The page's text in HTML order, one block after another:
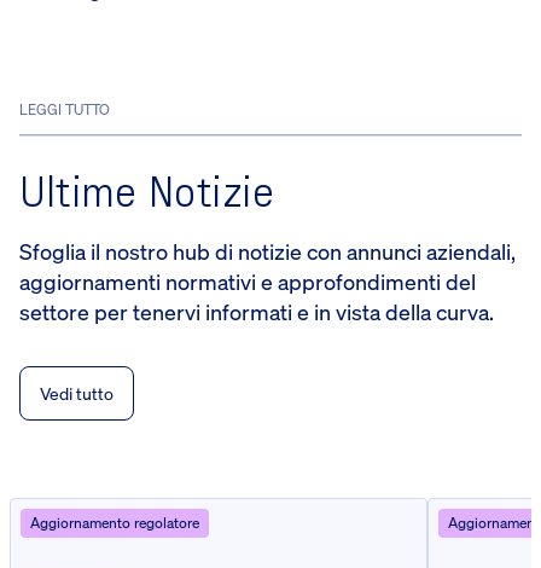
LEGGI TUTTO
Ultime Notizie
Sfoglia il nostro hub di notizie con annunci aziendali,
aggiornamenti normativi e approfondimenti del
settore per tenervi informati e in vista della curva.
Vedi tutto
Aggiornamento regolatore